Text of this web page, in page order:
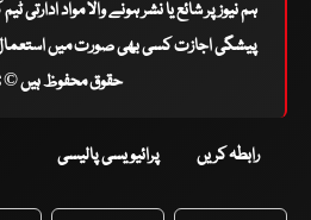
ہم نیوز پر شائع یا نشر ہونے والا مواد
پیشگی اجازت کسی بھی صورت میں استعمال
حقوق محفوظ ہیں © 2026
رابطہ کریں پرائیویسی پالیسی